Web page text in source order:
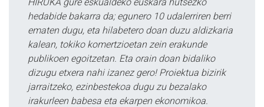
hedabide bakarra da; egunero 10 udalerriren berri
ematen dugu, eta hilabetero doan duzu aldizkaria
kalean, tokiko komertzioetan zein erakunde
publikoen egoitzetan. Eta orain doan bidaliko
dizugu etxera nahi izanez gero! Proiektua bizirik
jarraitzeko, ezinbestekoa dugu zu bezalako
irakurleen babesa eta ekarpen ekonomikoa.